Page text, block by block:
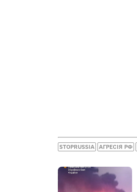
STOPRUSSIA АГРЕСІЯ РФ